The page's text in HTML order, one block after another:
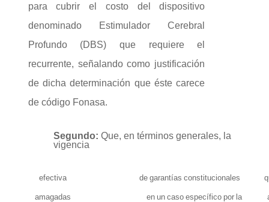
para cubrir el costo del dispositivo
denominado Estimulador Cerebral
Profundo (DBS) que requiere el
recurrente, señalando como justificación
de dicha determinación que éste carece
de código Fonasa.
Segundo: Que, en términos generales, la
vigencia
efectiva de garantías constitucionales
amagadas en un caso específico por la